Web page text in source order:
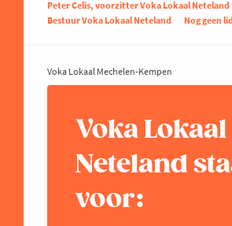
Peter Celis, voorzitter Voka Lokaal Neteland
Bestuur Voka Lokaal Neteland
Nog geen
Voka Lokaal Mechelen-Kempen
Voka Lokaal
Neteland
voor: